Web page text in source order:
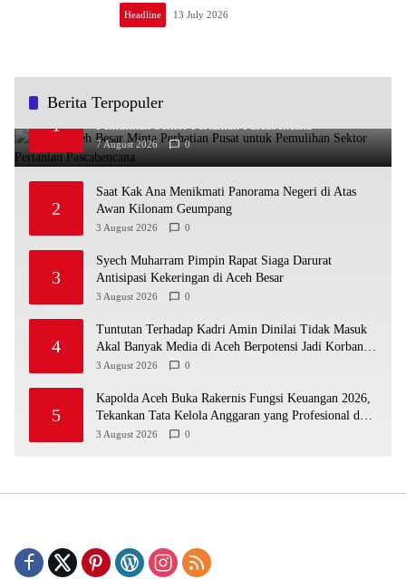
Headline 13 July 2026
Berita Terpopuler
1
Bupati Aceh Besar Minta Perhatian Pusat untuk
Pemulihan Sektor Pertanian Pascabencana
7 August 2026 0
2
Saat Kak Ana Menikmati Panorama Negeri di Atas
Awan Kilonam Geumpang
3 August 2026 0
3
Syech Muharram Pimpin Rapat Siaga Darurat
Antisipasi Kekeringan di Aceh Besar
3 August 2026 0
4
Tuntutan Terhadap Kadri Amin Dinilai Tidak Masuk
Akal Banyak Media di Aceh Berpotensi Jadi Korban
Selanjutnya
3 August 2026 0
5
Kapolda Aceh Buka Rakernis Fungsi Keuangan 2026,
Tekankan Tata Kelola Anggaran yang Profesional dan
Akuntabel
3 August 2026 0